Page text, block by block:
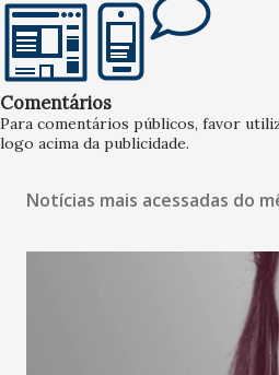
Comentários
Para comentários públicos, favor
logo acima da publicidade.
Notícias mais acessadas do